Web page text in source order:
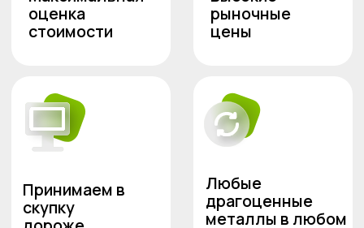
В данной таблице приведены средние цены
на скупку. Точная оценка происходит в
офисах приема (в особенности изделий с
оценку можно получить в мессенджер